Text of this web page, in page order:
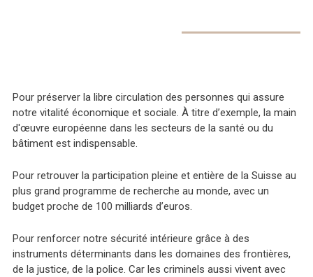
Pour préserver la libre circulation des personnes qui assure
notre vitalité économique et sociale. À titre d’exemple, la main
d'œuvre européenne dans les secteurs de la santé ou du
bâtiment est indispensable.
Pour retrouver la participation pleine et entière de la Suisse au
plus grand programme de recherche au monde, avec un
budget proche de 100 milliards d’euros.
Pour renforcer notre sécurité intérieure grâce à des
instruments déterminants dans les domaines des frontières,
de la justice, de la police. Car les criminels aussi vivent avec